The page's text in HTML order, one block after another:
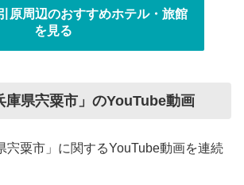
原周辺のおすすめホテル・旅館
を見る
庫県宍粟市」のYouTube動画
宍粟市」に関するYouTube動画を連続